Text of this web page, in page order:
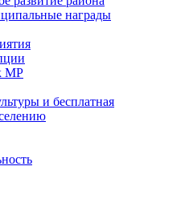
награды
МР
и бесплатная